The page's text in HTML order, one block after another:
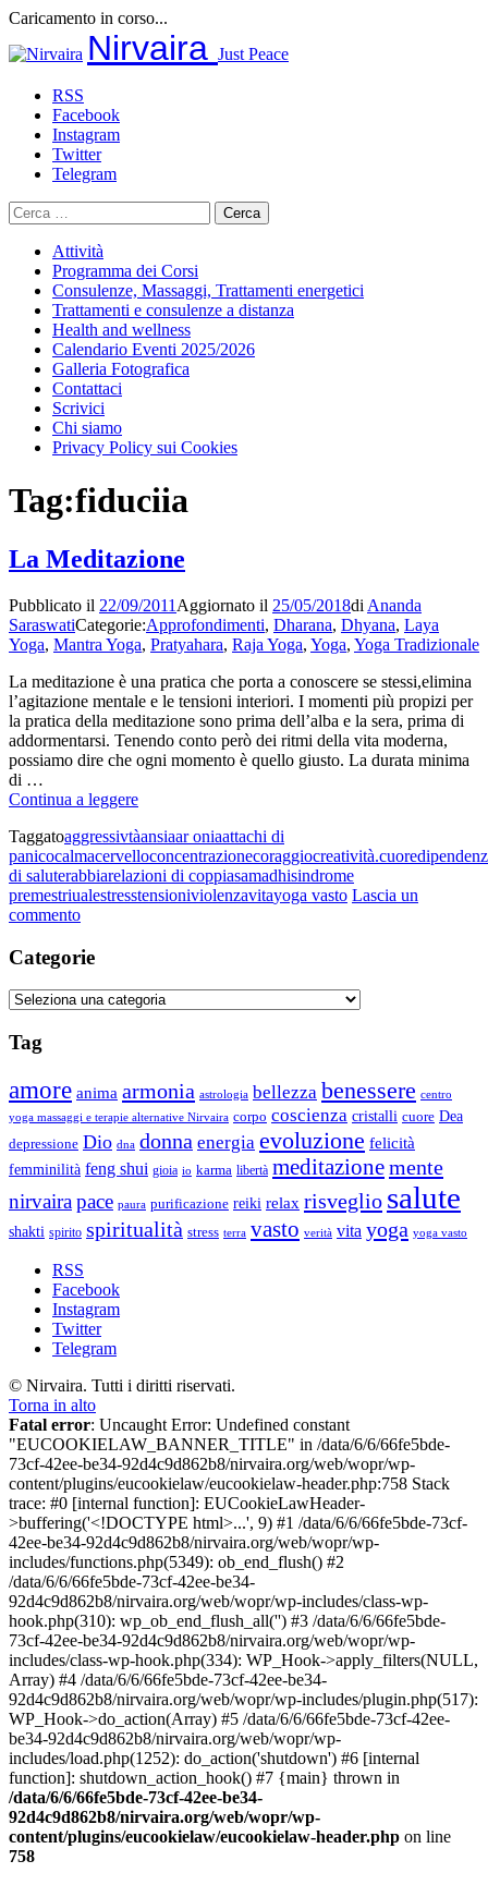
Caricamento in corso...
al
Nirvaira Just Peace
RSS
Facebook
Instagram
Twitter
Telegram
Ricerca
per:
Attività
Programma dei Corsi
Consulenze, Massaggi, Trattamenti energetici
Trattamenti e consulenze a distanza
Health and wellness
Calendario Eventi 2025/2026
Galleria Fotografica
Contattaci
Scrivici
Chi siamo
Privacy Policy sui Cookies
Tag:fiduciia
La Meditazione
Pubblicato il 22/09/2011 Aggiornato il 25/05/2018di Ananda
SaraswatiCategorie:Approfondimenti, Dharana, Dhyana, Laya
Yoga, Mantra Yoga, Pratyahara, Raja Yoga, Yoga, Yoga Tradizionale
La meditazione è una pratica che porta a conoscere se stessi,elimina
l’agitazione mentale e le tensioni interiori. I momenti più propizi per
la pratica della meditazione sono prima dell’alba e la sera, prima di
addormentarsi. Tenendo conto però dei ritmi della vita moderna,
possiamo dire che ogni momento è quello giusto. La durata minima
di …
Continua a leggereLa
Taggatoaggressivtàansiaar oniaattachi di
panicocalmacervelloconcentrazionecoraggiocreatività.cuore
di saluterabbiarelazioni di coppiasamadhisindrome
premestriualestresstensioniviolenzavitayoga vasto Lascia un
commentosu
Meditazione
Categorie
Categorie
Tag
amore anima armonia astrologia bellezza benessere centro
yoga massaggi e terapie alternative Nirvaira corpo coscienza cristalli cuore Dea
depressione Dio dna donna energia evoluzione felicità
femminilità feng shui gioia io karma libertà meditazionemente
nirvairapace paura purificazione reiki relax risveglio salute
shakti spirito spiritualità stress terra vasto verità vita yoga yoga vasto
RSS
Facebook
Instagram
Twitter
Telegram
© Nirvaira. Tutti i diritti riservati.
Torna in alto
Fatal error: Uncaught Error: Undefined constant
"EUCOOKIELAW_BANNER_TITLE" in /data/6/6/66fe5bde-
73cf-42ee-be34-92d4c9d862b8/nirvaira.org/web/wopr/wp-
content/plugins/eucookielaw/eucookielaw-header.php:758 Stack
trace: #0 [internal function]: EUCookieLawHeader-
>buffering('<!DOCTYPE html>...', 9) #1 /data/6/6/66fe5bde-73cf-
42ee-be34-92d4c9d862b8/nirvaira.org/web/wopr/wp-
includes/functions.php(5349): ob_end_flush() #2
/data/6/6/66fe5bde-73cf-42ee-be34-
92d4c9d862b8/nirvaira.org/web/wopr/wp-includes/class-wp-
hook.php(310): wp_ob_end_flush_all('') #3 /data/6/6/66fe5bde-
73cf-42ee-be34-92d4c9d862b8/nirvaira.org/web/wopr/wp-
includes/class-wp-hook.php(334): WP_Hook->apply_filters(NULL,
Array) #4 /data/6/6/66fe5bde-73cf-42ee-be34-
92d4c9d862b8/nirvaira.org/web/wopr/wp-includes/plugin.php(517):
WP_Hook->do_action(Array) #5 /data/6/6/66fe5bde-73cf-42ee-
be34-92d4c9d862b8/nirvaira.org/web/wopr/wp-
includes/load.php(1252): do_action('shutdown') #6 [internal
function]: shutdown_action_hook() #7 {main} thrown in
/data/6/6/66fe5bde-73cf-42ee-be34-
92d4c9d862b8/nirvaira.org/web/wopr/wp-
content/plugins/eucookielaw/eucookielaw-header.php on line
758